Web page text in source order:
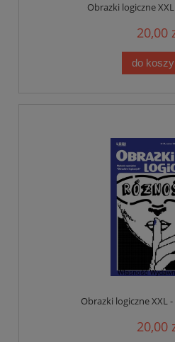
Obrazki logiczne
20,00
do
Obrazki logiczne XXL
20,00